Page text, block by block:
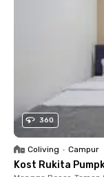
360
Coliving • Campur
Kost Rukita